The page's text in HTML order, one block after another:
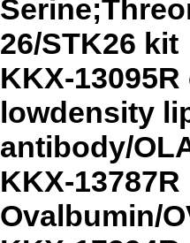
26/STK26 kit
KKX-
lowdensity
antibody/
KKX-13787R
Ovalbumin/